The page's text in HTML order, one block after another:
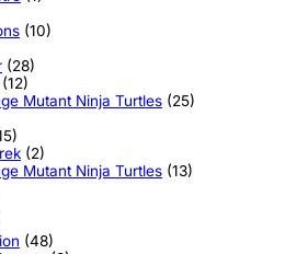
(10)
(28)
(12)
Mutant Ninja Turtles (25)
(2)
Mutant Ninja Turtles (13)
(48)